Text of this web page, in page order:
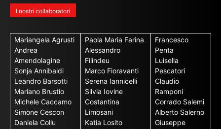
I nostri collaboratori
Mariangela Agrusti
Andrea
Amendolagine
Sonja Annibaldi
Leandro Barsotti
Mariano Brustio
Michele Caccamo
Simone Cescon
Daniela Collu
Paola Maria Farina
Alessandro
Filindeu
Marco Fioravanti
Serena Iannicelli
Silvia Iovine
Costantina
Limosani
Katia Losito
Francesco
Penta
Luisella
Pescatori
Claudio
Ramponi
Corrado Salemi
Alberto Salerno
Giuseppe